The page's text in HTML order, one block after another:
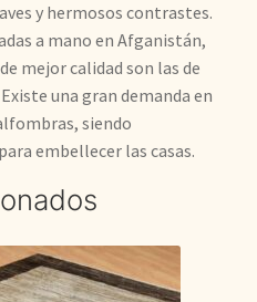
y hermosos contrastes.
a mano en Afganistán,
mejor calidad son las de
una gran demanda en
siendo
embellecer las casas.